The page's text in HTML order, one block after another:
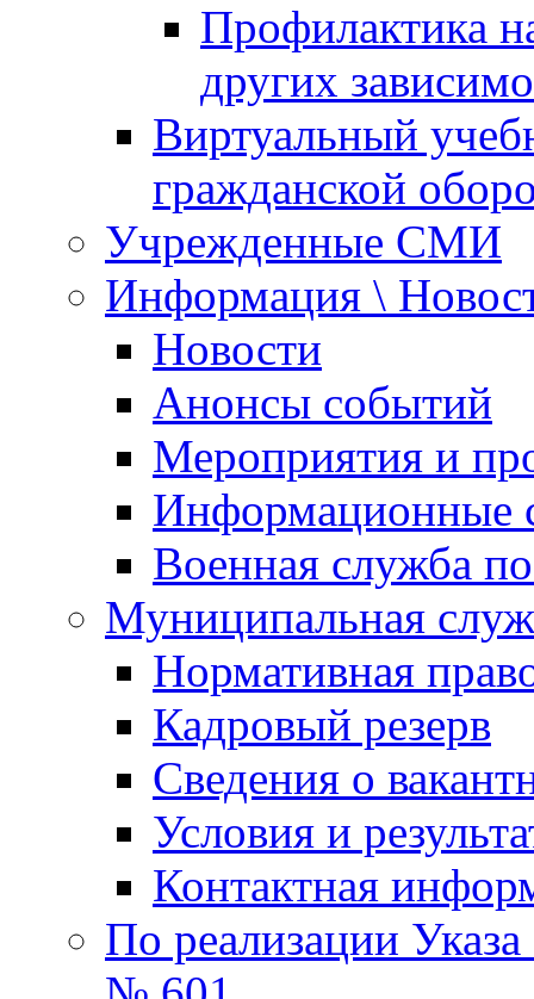
Профилактика
других
Виртуальный
гражданской
Учрежденные СМИ
Информация \
Новости
Анонсы событий
Мероприятия и
Информационные
Военная служба
Муниципальная
Нормативная
Кадровый резерв
Сведения о
Условия и
Контактная
По реализации